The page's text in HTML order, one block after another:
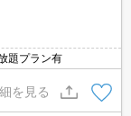
題プラン有
を見る